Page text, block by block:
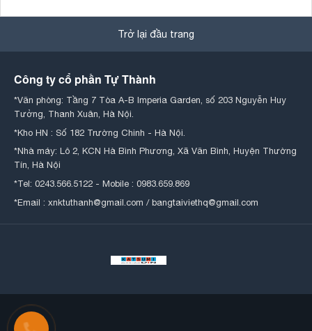
Trở lại đầu trang
Công ty cổ phần Tự Thành
*Văn phòng: Tầng 7 Tòa A-B Imperia Garden, số 203 Nguyễn Huy
Tưởng, Thanh Xuân, Hà Nội.
*Kho HN : Số 182 Trường Chinh - Hà Nội.
*Nhà máy: Lô 2, KCN Hà Bình Phương, Xã Văn Bình, Huyện Thường
Tín, Hà Nội
*Tel: 0243.566.5122 - Mobile : 0983.659.869
*Email : xnktuthanh@gmail.com / bangtaiviethq@gmail.com